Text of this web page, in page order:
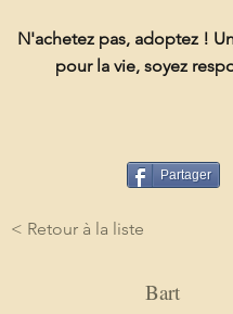
N'achetez pas, adoptez !
pour la vie, soyez
Partager
< Retour à la liste
Bart